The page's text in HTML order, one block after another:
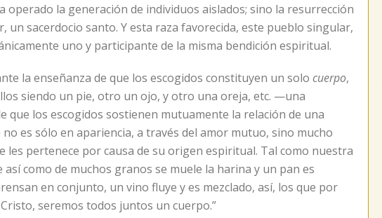
operado la generación de individuos aislados; sino la resurrección
un sacerdocio santo. Y esta raza favorecida, este pueblo singular,
uno y participante de la misma bendición espiritual.
la enseñanza de que los escogidos constituyen un solo cuerpo,
siendo un pie, otro un ojo, y otro una oreja, etc. —una
que los escogidos sostienen mutuamente la relación de una
es sólo en apariencia, a través del amor mutuo, sino mucho
les pertenece por causa de su origen espiritual. Tal como nuestra
como de muchos granos se muele la harina y un pan es
en conjunto, un vino fluye y es mezclado, así, los que por
seremos todos juntos un cuerpo.”